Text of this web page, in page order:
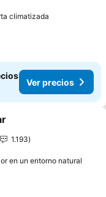
climatizada
Ver precios
1.193
en un entorno natural